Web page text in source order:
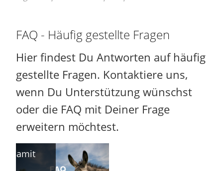
FAQ - Häufig gestellte Fragen
Hier findest Du Antworten auf häufig
gestellte Fragen. Kontaktiere uns,
wenn Du Unterstützung wünschst
oder die FAQ mit Deiner Frage
erweitern möchtest.
Hier
damit